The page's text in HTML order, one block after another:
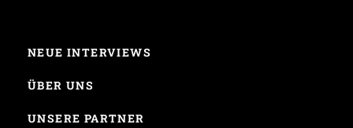
NEUE INTERVIEWS
ÜBER UNS
UNSERE PARTNER